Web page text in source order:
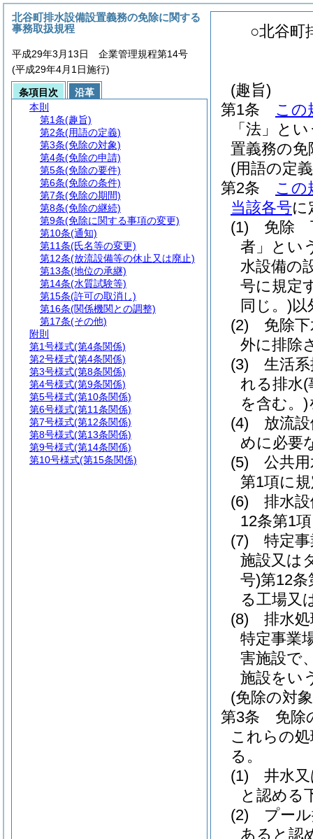
○北谷町
(趣旨)
第1条
この
「法」と
置義務の
(用語の定
第2条
この
当該各号に
(1)
免除
者」とい
水設備の
号に規定
同じ。)以
(2)
免除
外に排除
(3)
生活
れる排水(
を含む。)
(4)
放流
めに必要
(5)
公共
第1項に
(6)
排水
12条第1
(7)
特定
施設又は
号)第12条
る工場又
(8)
排水
特定事業
害施設で
施設をい
(免除の対
第3条
免除
これらの
る。
(1)
井水
と認める
(2)
プー
あると認
北谷町排水設備設置義務の免除に関する
事務取扱規程
平成29年3月13日 企業管理規程第14号
(平成29年4月1日施行)
条項目次
沿革
本則
第1条(趣旨)
第2条(用語の定義)
第3条(免除の対象)
第4条(免除の申請)
第5条(免除の要件)
第6条(免除の条件)
第7条(免除の期間)
第8条(免除の継続)
第9条(免除に関する事項の変更)
第10条(通知)
第11条(氏名等の変更)
第12条(放流設備等の休止又は廃止)
第13条(地位の承継)
第14条(水質試験等)
第15条(許可の取消し)
第16条(関係機関との調整)
第17条(その他)
附則
第1号様式(第4条関係)
第2号様式(第4条関係)
第3号様式(第8条関係)
第4号様式(第9条関係)
第5号様式(第10条関係)
第6号様式(第11条関係)
第7号様式(第12条関係)
第8号様式(第13条関係)
第9号様式(第14条関係)
第10号様式(第15条関係)